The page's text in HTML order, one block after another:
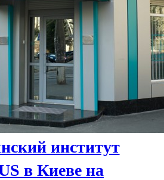
институт
в Киеве на